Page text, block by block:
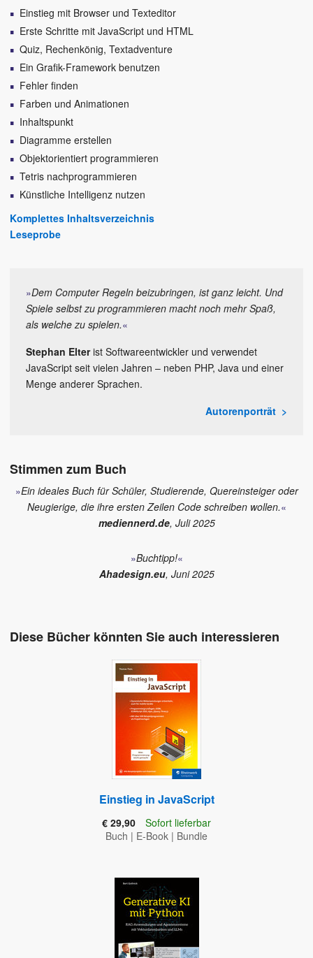
Einstieg mit Browser und Texteditor
Erste Schritte mit JavaScript und HTML
Quiz, Rechenkönig, Textadventure
Ein Grafik-Framework benutzen
Fehler finden
Farben und Animationen
Inhaltspunkt
Diagramme erstellen
Objektorientiert programmieren
Tetris nachprogrammieren
Künstliche Intelligenz nutzen
Komplettes Inhaltsverzeichnis
Leseprobe
»Dem Computer Regeln beizubringen, ist ganz leicht. Und
Spiele selbst zu programmieren macht noch mehr Spaß,
als welche zu spielen.«
Stephan Elterist Softwareentwickler und verwendet
JavaScript seit vielen Jahren – neben PHP, Java und einer
Menge anderer Sprachen.
Autorenporträt
Stimmen zum Buch
»Ein ideales Buch für Schüler, Studierende, Quereinsteiger oder
Neugierige, die ihre ersten Zeilen Code schreiben wollen.«
mediennerd.de, Juli 2025
»Buchtipp!«
Ahadesign.eu, Juni 2025
Diese Bücher könnten Sie auch interessieren
Einstieg in JavaScript
€ 29,90
Sofort lieferbar
Buch | E-Book | Bundle